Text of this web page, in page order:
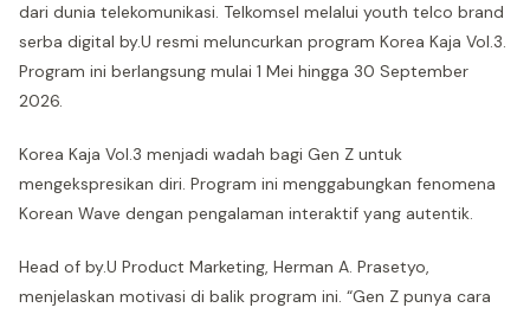
dari dunia telekomunikasi. Telkomsel melalui youth telco brand
serba digital by.U resmi meluncurkan program Korea Kaja Vol.3.
Program ini berlangsung mulai 1 Mei hingga 30 September
2026.
Korea Kaja Vol.3 menjadi wadah bagi Gen Z untuk
mengekspresikan diri. Program ini menggabungkan fenomena
Korean Wave dengan pengalaman interaktif yang autentik.
Head of by.U Product Marketing, Herman A. Prasetyo,
menjelaskan motivasi di balik program ini. “Gen Z punya cara